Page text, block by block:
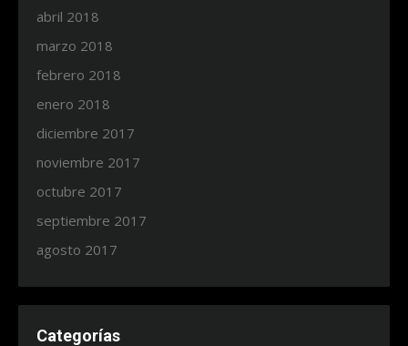
abril 2018
marzo 2018
febrero 2018
enero 2018
diciembre 2017
noviembre 2017
octubre 2017
septiembre 2017
agosto 2017
Categorías